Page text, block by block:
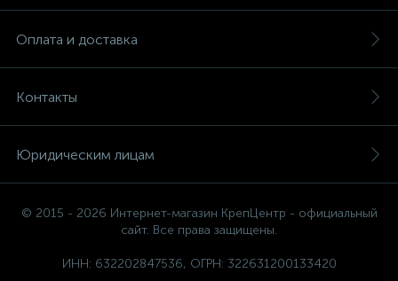
Оплата и доставка
Контакты
Юридическим лицам
© 2015 - 2026 Интернет-магазин КрепЦентр - официальный
сайт. Все права защищены.
ИНН: 632202847536, ОГРН: 322631200133420